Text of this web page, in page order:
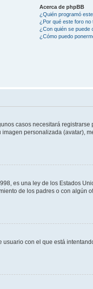
Acerca de phpBB
¿Quién programó
¿Por qué este foro no
¿Con quién se puede
¿Cómo puedo
casos necesitará
personalizada (avatar),
es una ley de los Estados
de los padres o con
con el que está